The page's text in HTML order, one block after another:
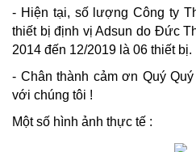
- Hiện tại, số lượng Công ty
thiết bị định vị Adsun do Đức
2014 đến 12/2019 là 06 thiết bị.
- Chân thành cảm ơn Quý
với chúng tôi !
Một số hình ảnh thực tế :